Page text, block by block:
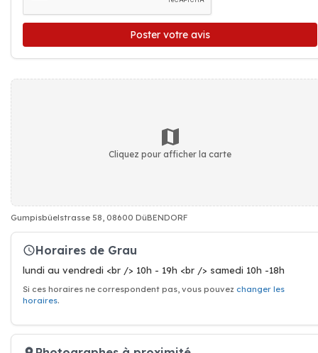
Poster votre avis
Cliquez pour afficher la carte
Gumpisbüelstrasse 58, 08600 DüBENDORF
Horaires de Grau
lundi au vendredi <br /> 10h - 19h <br /> samedi 10h -18h
Si ces horaires ne correspondent pas, vous pouvez changer les
horaires.